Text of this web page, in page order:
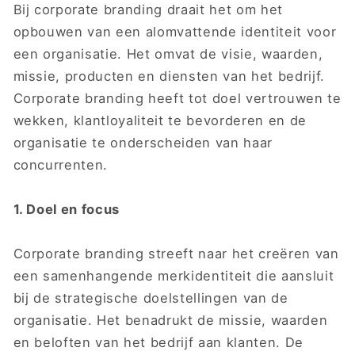
Bij corporate branding draait het om het
opbouwen van een alomvattende identiteit voor
een organisatie. Het omvat de visie, waarden,
missie, producten en diensten van het bedrijf.
Corporate branding heeft tot doel vertrouwen te
wekken, klantloyaliteit te bevorderen en de
organisatie te onderscheiden van haar
concurrenten.
1. Doel en focus
Corporate branding streeft naar het creëren van
een samenhangende merkidentiteit die aansluit
bij de strategische doelstellingen van de
organisatie. Het benadrukt de missie, waarden
en beloften van het bedrijf aan klanten. De